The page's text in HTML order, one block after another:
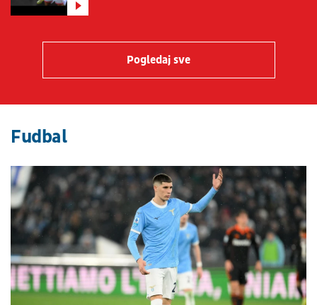
Pogledaj sve
Fudbal